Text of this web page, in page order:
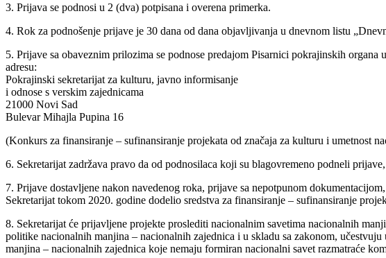
3. Prijava se podnosi u 2 (dva) potpisana i overena primerka.
4. Rok za podnošenje prijave je 30 dana od dana objavljivanja u dnevnom listu
5. Prijave sa obaveznim prilozima se podnose predajom Pisarnici pokrajinskih
adresu:
Pokrajinski sekretarijat za kulturu, javno informisanje
i odnose s verskim zajednicama
21000 Novi Sad
Bulevar Mihajla Pupina 16
(Konkurs za finansiranje – sufinansiranje projekata od značaja za kulturu i umetnost
6. Sekretarijat zadržava pravo da od podnosilaca koji su blagovremeno podneli
7. Prijave dostavljene nakon navedenog roka, prijave sa nepotpunom
Sekretarijat tokom 2020. godine dodelio sredstva za finansiranje – sufinansiranje
8. Sekretarijat će prijavljene projekte proslediti nacionalnim savetima nacionalnih
politike nacionalnih manjina – nacionalnih zajednica i u skladu sa zakonom,
manjina – nacionalnih zajednica koje nemaju formiran nacionalni savet razmatraće